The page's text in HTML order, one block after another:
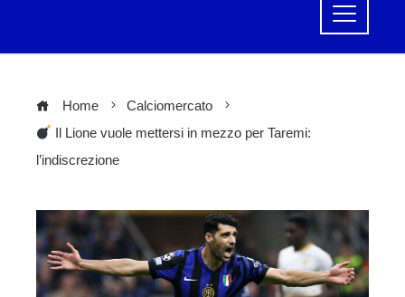
Home
Calciomercato
Il Lione vuole mettersi in mezzo per Taremi:
l’indiscrezione